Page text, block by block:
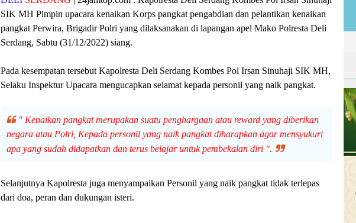
SIK MH Pimpin upacara kenaikan Korps pangkat pengabdian dan pelantikan kenaikan
pangkat Perwira, Brigadir Polri yang dilaksanakan di lapangan apel Mako Polresta Deli
Serdang, Sabtu (31/12/2022) siang.
Pada kesempatan tersebut Kapolresta Deli Serdang Kombes Pol Irsan Sinuhaji SIK MH,
Selaku Inspektur Upacara mengucapkan selamat kepada personil yang naik pangkat.
" Kenaikan pangkat merupakan suatu penghargaan atau reward yang diberikan
negara atau Polri, Kepada personil yang naik pangkat diharapkan agar mensyukuri
apa yang sudah didapatkan dan terus belajar untuk pembekalan diri ".
Selanjutnya Kapolresta juga menyampaikan Personil yang naik pangkat tidak terlepas
dari doa, peran dan dukungan isteri.